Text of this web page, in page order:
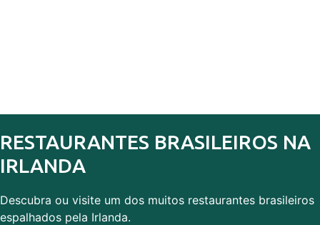
RESTAURANTES BRASILEIROS NA
IRLANDA
Descubra ou visite um dos muitos restaurantes brasileiros
espalhados pela Irlanda.